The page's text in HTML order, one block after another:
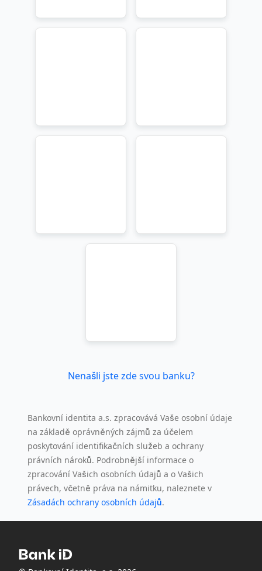
Nenašli jste zde svou banku?
Bankovní identita a.s. zpracovává Vaše osobní údaje
na základě oprávněných zájmů za účelem
poskytování identifikačních služeb a ochrany
právních nároků. Podrobnější informace o
zpracování Vašich osobních údajů a o Vašich
právech, včetně práva na námitku, naleznete v
Zásadách ochrany osobních údajů.